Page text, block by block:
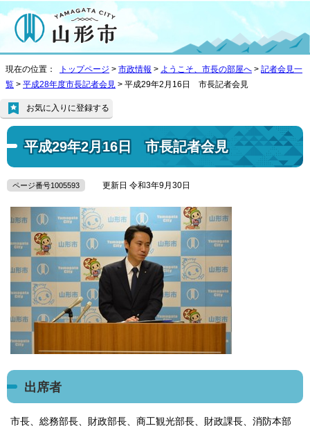
現在の位置： トップページ > 市政情報 > ようこそ、市長の部屋へ > 記者会見一
覧 > 平成28年度市長記者会見 > 平成29年2月16日 市長記者会見
平成29年2月16日 市長記者会見
お気に入りに登録する
ページ番号1005593 更新日 令和3年9月30日
出席者
市長、総務部長、財政部長、商工観光部長、財政課長、消防本部